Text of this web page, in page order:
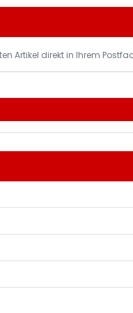
Artikel direkt in Ihrem